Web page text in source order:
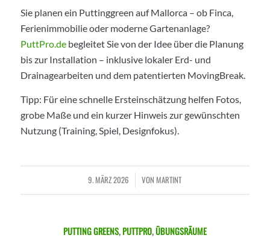
Sie planen ein Puttinggreen auf Mallorca – ob Finca,
Ferienimmobilie oder moderne Gartenanlage?
PuttPro.debegleitet Sie von der Idee über die Planung
bis zur Installation – inklusive lokaler Erd- und
Drainagearbeiten und dem patentierten MovingBreak.
Tipp: Für eine schnelle Ersteinschätzung helfen Fotos,
grobe Maße und ein kurzer Hinweis zur gewünschten
Nutzung (Training, Spiel, Designfokus).
9. MÄRZ 2026
/ VONMARTINT
PUTTING GREENS,PUTTPRO,ÜBUNGSRÄUME